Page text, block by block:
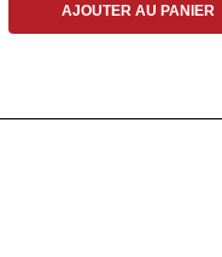
AJOUTER AU PANIER